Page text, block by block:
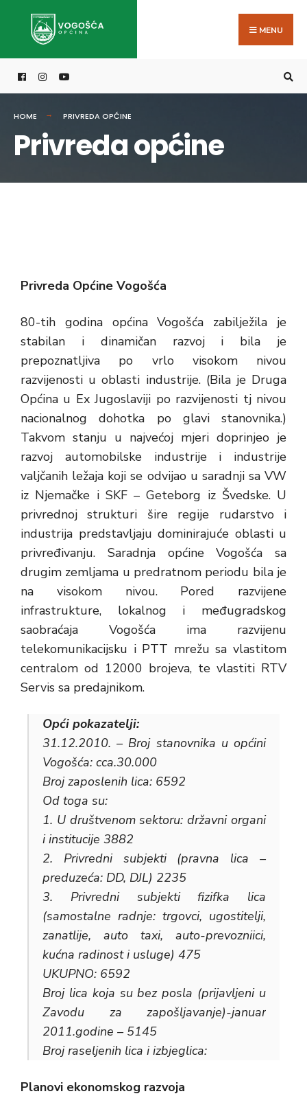
MENU
HOME PRIVREDA OPĆINE
Privreda općine
Privreda Općine Vogošća
80-tih godina općina Vogošća zabilježila je
stabilan i dinamičan razvoj i bila je
prepoznatljiva po vrlo visokom nivou
razvijenosti u oblasti industrije. (Bila je Druga
Općina u Ex Jugoslaviji po razvijenosti tj nivou
nacionalnog dohotka po glavi stanovnika.)
Takvom stanju u najvećoj mjeri doprinjeo je
razvoj automobilske industrije i industrije
valjčanih ležaja koji se odvijao u saradnji sa VW
iz Njemačke i SKF – Geteborg iz Švedske. U
privrednoj strukturi šire regije rudarstvo i
industrija predstavljaju dominirajuće oblasti u
privređivanju. Saradnja općine Vogošća sa
drugim zemljama u predratnom periodu bila je
na visokom nivou. Pored razvijene
infrastrukture, lokalnog i međugradskog
saobraćaja Vogošća ima razvijenu
telekomunikacijsku i PTT mrežu sa vlastitom
centralom od 12000 brojeva, te vlastiti RTV
Servis sa predajnikom.
Opći pokazatelji:
31.12.2010. – Broj stanovnika u općini
Vogošća: cca.30.000
Broj zaposlenih lica: 6592
Od toga su:
1. U društvenom sektoru: državni organi
i institucije 3882
2. Privredni subjekti (pravna lica –
preduzeća: DD, DJL) 2235
3. Privredni subjekti fizifka lica
(samostalne radnje: trgovci, ugostitelji,
zanatlije, auto taxi, auto-prevozniici,
kućna radinost i usluge) 475
UKUPNO: 6592
Broj lica koja su bez posla (prijavljeni u
Zavodu za zapošljavanje)-januar
2011.godine – 5145
Broj raseljenih lica i izbjeglica:
Planovi ekonomskog razvoja